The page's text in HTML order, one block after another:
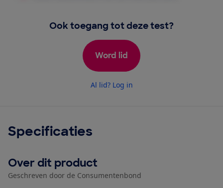
Ook toegang tot deze test?
Word lid
Al lid? Log in
Specificaties
Over dit product
Geschreven door de Consumentenbond